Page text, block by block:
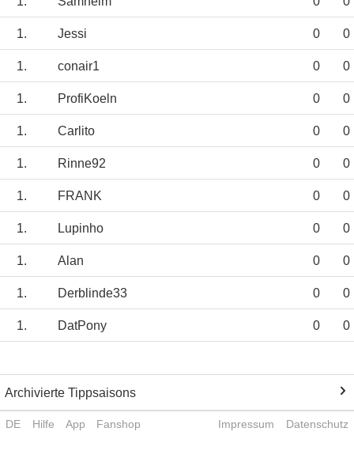
1. Jessi 0 0
1. conair1 0 0
1. ProfiKoeln 0 0
1. Carlito 0 0
1. Rinne92 0 0
1. FRANK 0 0
1. Lupinho 0 0
1. Alan 0 0
1. Derblinde33 0 0
1. DatPony 0 0
Archivierte Tippsaisons
DE Hilfe App Fanshop Impressum Datenschutz